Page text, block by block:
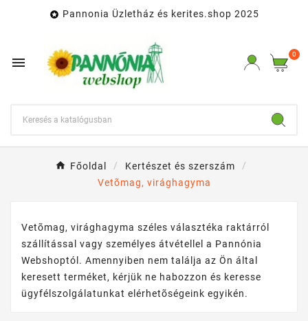
 Pannonia Üzletház és kerites.shop 2025

0
Főoldal
Kertészet és szerszám
Vetõmag, virághagyma
Vetõmag, virághagyma széles választéka raktárról
szállítással vagy személyes átvétellel a Pannónia
Webshoptól. Amennyiben nem találja az Ön által
keresett terméket, kérjük ne habozzon és keresse
ügyfélszolgálatunkat elérhetõségeink egyikén.